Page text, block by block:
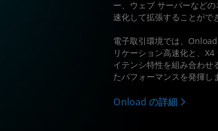
ー、ウェブ サーバーなど
速化して拡張することがで
電子取引環境では、
リケーション高速化と、
イテンシ特性を組み合わせ
たパフォーマンスを発揮し
Onload の詳細